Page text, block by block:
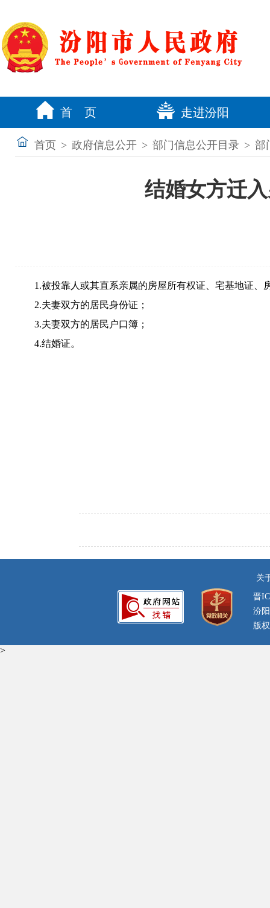
首 页 走进汾阳
首页 > 政府信息公开 > 部门信息公开目录 > 部
结婚女方迁
1.被投靠人或其直系亲属的房屋所有权证、宅基地证
2.夫妻双方的居民身份证；
3.夫妻双方的居民户口簿；
4.结婚证。
关
晋
汾
版
>